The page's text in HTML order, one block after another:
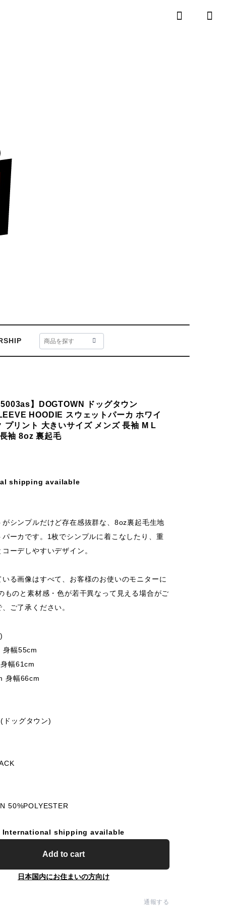
】DOGTOWN ドッグタウン
HOODIE スウェットパーカ ホワイ
プリント 大きいサイズ メンズ 長袖 M L
袖 8oz 裏起毛
shipping available
がシンプルだけど存在感抜群な、8oz裏起毛生地
パーカです。1枚でシンプルに着こなしたり、重
ーデしやすいデザイン。
る画像はすべて、お客様のお使いのモニターに
ものと素材感・色が若干異なって見える場合がご
ご了承ください。
身幅55cm
幅61cm
身幅66cm
ドッグタウン)
50%POLYESTER
International shipping available
Add to cart
日本国内にお住まいの方向け
通報する